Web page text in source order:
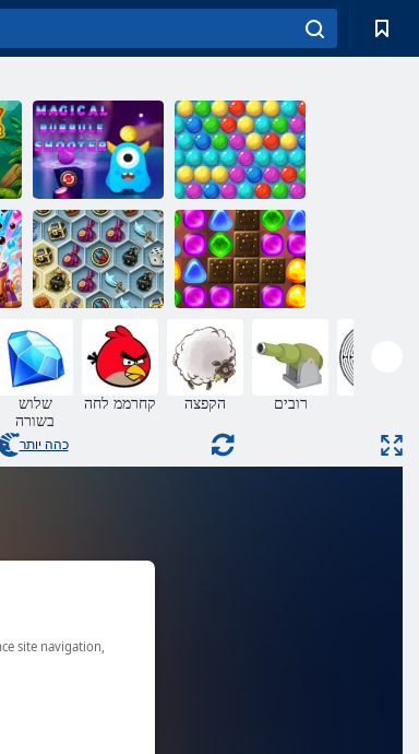
םוסק העוב הרויה
תועוב הרויה
דייקרא
אוצרות של
מיסטיק הים
2 קרפ
שלוש
בשורה
קחרממ לחה הקפצה רובים
כהה יותר